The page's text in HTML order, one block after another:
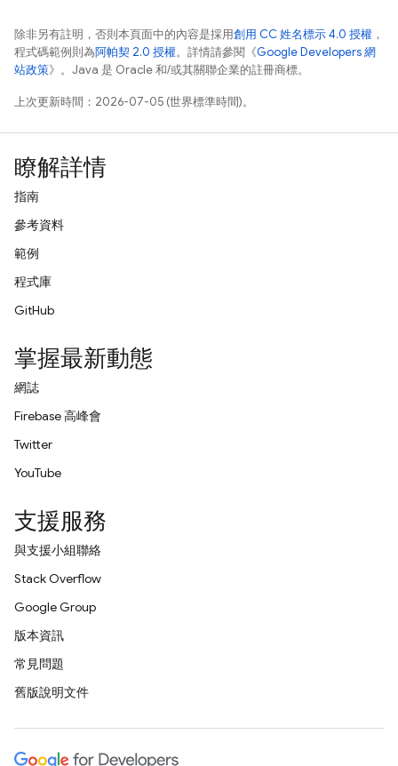
除非另有註明，否則本頁面中的內容是採用創用 CC 姓名標示 4.0 授權 ，
程式碼範例則為阿帕契 2.0 授權。詳情請參閱《Google Developers 網
站政策》。Java 是 Oracle 和/或其關聯企業的註冊商標。
上次更新時間：2026-07-05 (世界標準時間)。
瞭解詳情
指南
參考資料
範例
程式庫
GitHub
掌握最新動態
網誌
Firebase 高峰會
Twitter
YouTube
支援服務
與支援小組聯絡
Stack Overflow
Google Group
版本資訊
常見問題
舊版說明文件